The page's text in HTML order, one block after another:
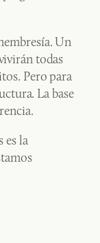
Un
todas
Pero para
La base
es la